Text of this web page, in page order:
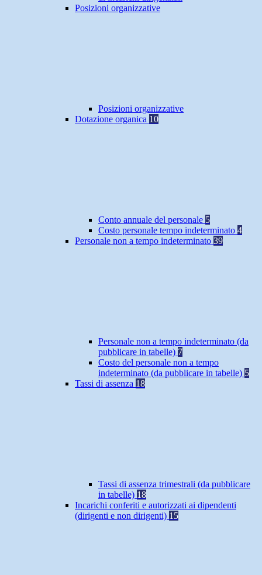
Posizioni organizzative
Posizioni organizzative
Dotazione organica 10
Conto annuale del personale 5
Costo personale tempo indeterminato 4
Personale non a tempo indeterminato 39
Personale non a tempo indeterminato (da
pubblicare in tabelle) 7
Costo del personale non a tempo
indeterminato (da pubblicare in tabelle) 5
Tassi di assenza 18
Tassi di assenza trimestrali (da pubblicare
in tabelle) 18
Incarichi conferiti e autorizzati ai dipendenti
(dirigenti e non dirigenti) 15